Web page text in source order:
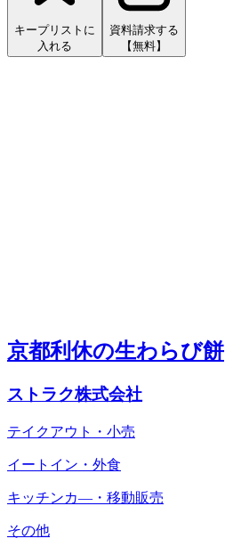
キープリストに
入れる
資料請求する
【無料】
京都利休の生わらび餅
ストラク株式会社
テイクアウト・小売
イートイン・外食
キッチンカ―・移動販売
その他